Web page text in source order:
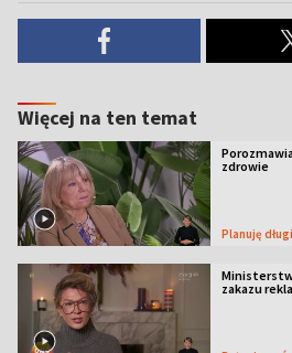
Więcej na ten temat
zdrowie
Planuję
zakazu